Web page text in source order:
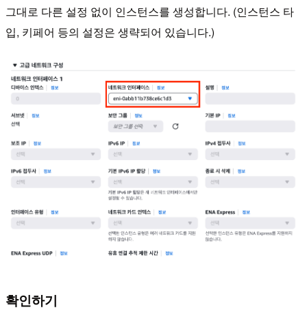
그대로 다른 설정 없이 인스턴스를 생성합니다. (인스턴스 타
입, 키페어 등의 설정은 생략되어 있습니다.)
확인하기